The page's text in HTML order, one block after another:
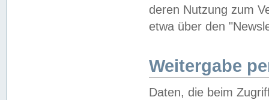
deren Nutzung zum
etwa über den
Weitergabe
Daten, die beim